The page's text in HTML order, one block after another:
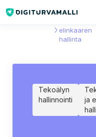
elinkaaren
hallinta
Tekoälyn
hallinnointi
ja